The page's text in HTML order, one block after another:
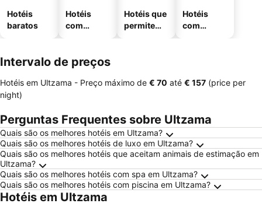
Hotéis
baratos
Hotéis
com
Hotéis que
permitem
Hotéis
com
Intervalo de preços
Hotéis em Ultzama - Preço máximo de ‎€ 70 até ‎€ 157 (price per
night)
Perguntas Frequentes sobre Ultzama
Quais são os melhores hotéis em Ultzama?
Quais são os melhores hotéis de luxo em Ultzama?
Quais são os melhores hotéis que aceitam animais de estimação em
Ultzama?
Quais são os melhores hotéis com spa em Ultzama?
Quais são os melhores hotéis com piscina em Ultzama?
Hotéis em Ultzama